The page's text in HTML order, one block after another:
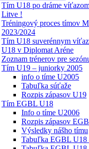
Tím U18 po dráme
Litve !
Tréningový proces tímov
2023/2024
Tím U18 suverénnym
U18 v Diplomat Aréne
Zoznam trénerov pre
Tím U19 – juniorky 2005
info o tíme U2005
Tabuľka súťaže
Rozpis zápasov U19
Tím EGBL U18
Info o tíme U2006
Rozpis zápasov
Výsledky nášho tímu
Tabuľka EGBL U18